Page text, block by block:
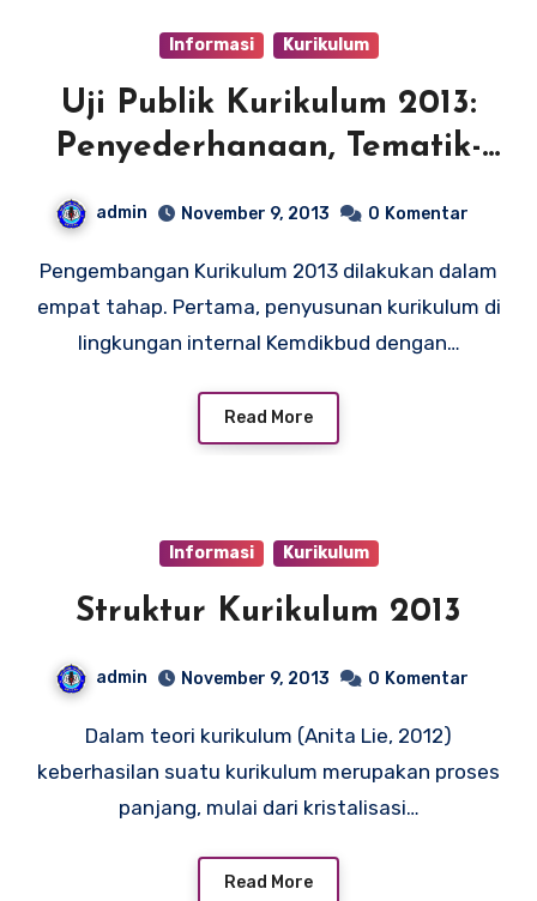
Informasi Kurikulum
Uji Publik Kurikulum 2013:
Penyederhanaan, Tematik-
admin November 9, 2013 0 Komentar
Pengembangan Kurikulum 2013 dilakukan dalam
empat tahap. Pertama, penyusunan kurikulum di
lingkungan internal Kemdikbud dengan…
Read More
Informasi Kurikulum
Struktur Kurikulum 2013
admin November 9, 2013 0 Komentar
Dalam teori kurikulum (Anita Lie, 2012)
keberhasilan suatu kurikulum merupakan proses
panjang, mulai dari kristalisasi…
Read More